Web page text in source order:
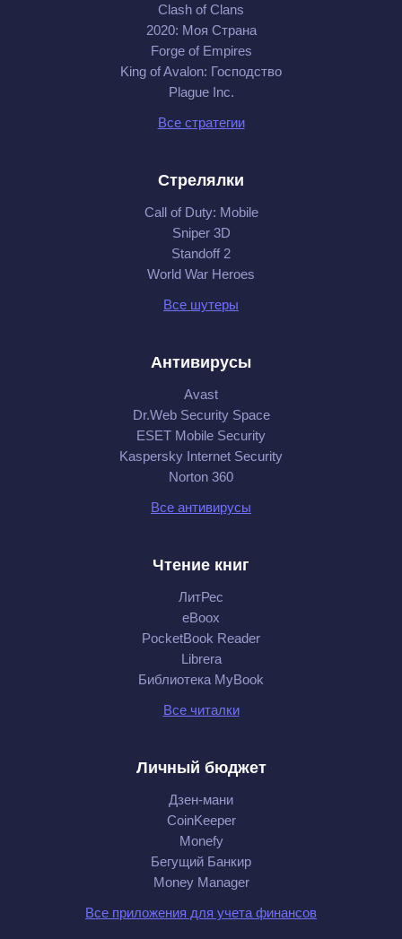
Clash of Clans
2020: Моя Cтрана
Forge of Empires
King of Avalon: Господство
Plague Inc.
Все стратегии
Стрелялки
Call of Duty: Mobile
Sniper 3D
Standoff 2
World War Heroes
Все шутеры
Антивирусы
Avast
Dr.Web Security Space
ESET Mobile Security
Kaspersky Internet Security
Norton 360
Все антивирусы
Чтение книг
ЛитРес
eBoox
PocketBook Reader
Librera
Библиотека MyBook
Все читалки
Личный бюджет
Дзен-мани
CoinKeeper
Monefy
Бегущий Банкир
Money Manager
Все приложения для учета финансов